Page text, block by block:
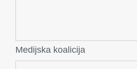
Medijska koalicija